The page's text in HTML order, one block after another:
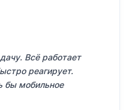
Всё работает
реагирует.
бы мобильное